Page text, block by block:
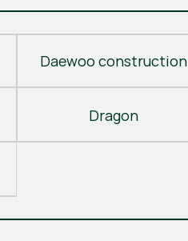
Daewoo construction
Dragon